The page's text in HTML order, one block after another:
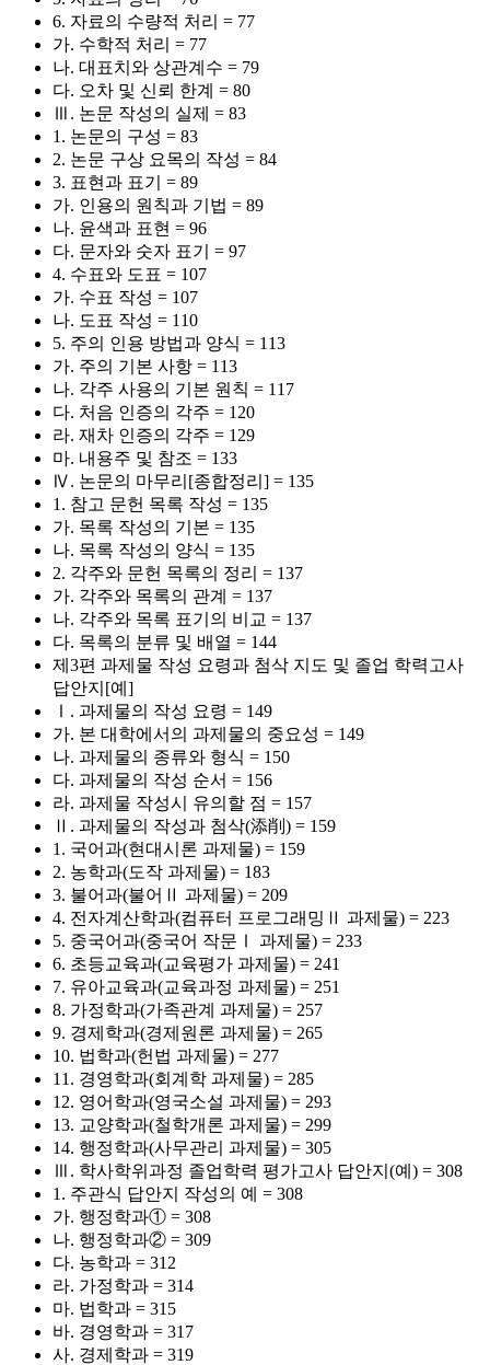
6. 자료의 수량적 처리 = 77
가. 수학적 처리 = 77
나. 대표치와 상관계수 = 79
다. 오차 및 신뢰 한계 = 80
Ⅲ. 논문 작성의 실제 = 83
1. 논문의 구성 = 83
2. 논문 구상 요목의 작성 = 84
3. 표현과 표기 = 89
가. 인용의 원칙과 기법 = 89
나. 윤색과 표현 = 96
다. 문자와 숫자 표기 = 97
4. 수표와 도표 = 107
가. 수표 작성 = 107
나. 도표 작성 = 110
5. 주의 인용 방법과 양식 = 113
가. 주의 기본 사항 = 113
나. 각주 사용의 기본 원칙 = 117
다. 처음 인증의 각주 = 120
라. 재차 인증의 각주 = 129
마. 내용주 및 참조 = 133
Ⅳ. 논문의 마무리[종합정리] = 135
1. 참고 문헌 목록 작성 = 135
가. 목록 작성의 기본 = 135
나. 목록 작성의 양식 = 135
2. 각주와 문헌 목록의 정리 = 137
가. 각주와 목록의 관계 = 137
나. 각주와 목록 표기의 비교 = 137
다. 목록의 분류 및 배열 = 144
제3편 과제물 작성 요령과 첨삭 지도 및 졸업 학력고사
답안지[예]
Ⅰ. 과제물의 작성 요령 = 149
가. 본 대학에서의 과제물의 중요성 = 149
나. 과제물의 종류와 형식 = 150
다. 과제물의 작성 순서 = 156
라. 과제물 작성시 유의할 점 = 157
Ⅱ. 과제물의 작성과 첨삭(添削) = 159
1. 국어과(현대시론 과제물) = 159
2. 농학과(도작 과제물) = 183
3. 불어과(불어Ⅱ 과제물) = 209
4. 전자계산학과(컴퓨터 프로그래밍Ⅱ 과제물) = 223
5. 중국어과(중국어 작문Ⅰ 과제물) = 233
6. 초등교육과(교육평가 과제물) = 241
7. 유아교육과(교육과정 과제물) = 251
8. 가정학과(가족관계 과제물) = 257
9. 경제학과(경제원론 과제물) = 265
10. 법학과(헌법 과제물) = 277
11. 경영학과(회계학 과제물) = 285
12. 영어학과(영국소설 과제물) = 293
13. 교양학과(철학개론 과제물) = 299
14. 행정학과(사무관리 과제물) = 305
Ⅲ. 학사학위과정 졸업학력 평가고사 답안지(예) = 308
1. 주관식 답안지 작성의 예 = 308
가. 행정학과① = 308
나. 행정학과② = 309
다. 농학과 = 312
라. 가정학과 = 314
마. 법학과 = 315
바. 경영학과 = 317
사. 경제학과 = 319